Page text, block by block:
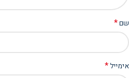
שם*
אימייל*